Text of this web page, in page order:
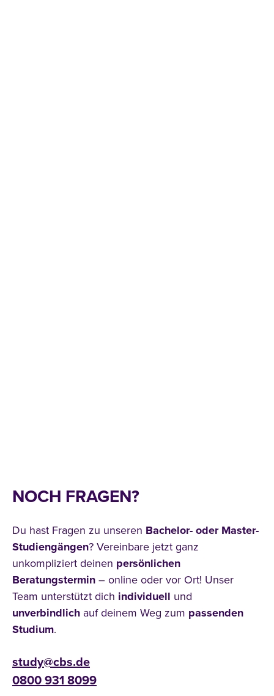
NOCH FRAGEN?
Du hast Fragen zu unseren Bachelor- oder Master-
Studiengängen? Vereinbare jetzt ganz
unkompliziert deinen persönlichen
Beratungstermin – online oder vor Ort! Unser
Team unterstützt dich individuell und
unverbindlich auf deinem Weg zum passenden
Studium.
study@cbs.de
0800 931 8099